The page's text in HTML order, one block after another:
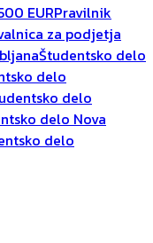
EURPravilnik
za podjetja
Študentsko delo
delo
delo
delo Nova
delo